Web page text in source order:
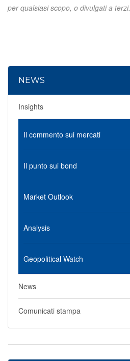
per qualsiasi scopo, o divulgati a terzi.
NEWS
Insights
Il commento sui mercati
Il punto sui bond
Market Outlook
Analysis
Geopolitical Watch
News
Comunicati stampa